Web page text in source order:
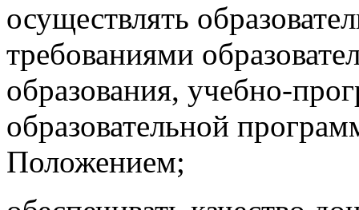
осуществлять
требованиями
образования, учебно-
образовательной
Положением;